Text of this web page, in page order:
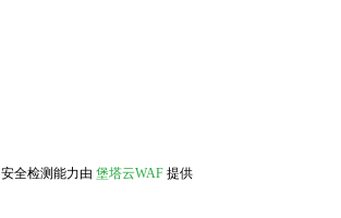
安全检测能力由 堡塔云WAF 提供